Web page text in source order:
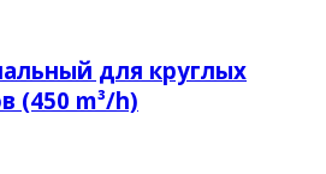
для круглых
(450 m³/h)